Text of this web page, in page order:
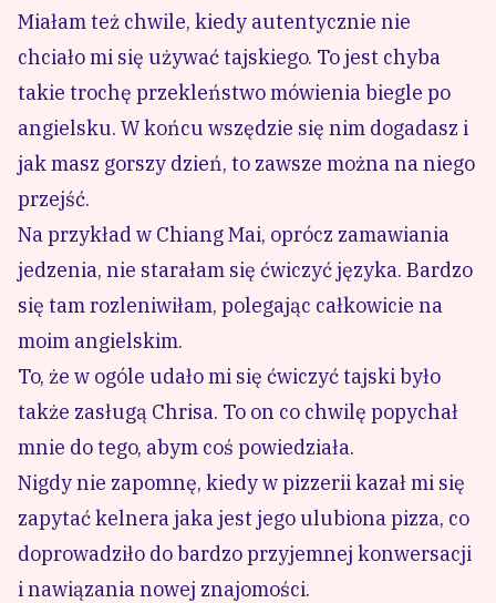
Miałam też chwile, kiedy autentycznie nie
chciało mi się używać tajskiego. To jest chyba
takie trochę przekleństwo mówienia biegle po
angielsku. W końcu wszędzie się nim dogadasz i
jak masz gorszy dzień, to zawsze można na niego
przejść.
Na przykład w Chiang Mai, oprócz zamawiania
jedzenia, nie starałam się ćwiczyć języka. Bardzo
się tam rozleniwiłam, polegając całkowicie na
moim angielskim.
To, że w ogóle udało mi się ćwiczyć tajski było
także zasługą Chrisa. To on co chwilę popychał
mnie do tego, abym coś powiedziała.
Nigdy nie zapomnę, kiedy w pizzerii kazał mi się
zapytać kelnera jaka jest jego ulubiona pizza, co
doprowadziło do bardzo przyjemnej konwersacji
i nawiązania nowej znajomości.